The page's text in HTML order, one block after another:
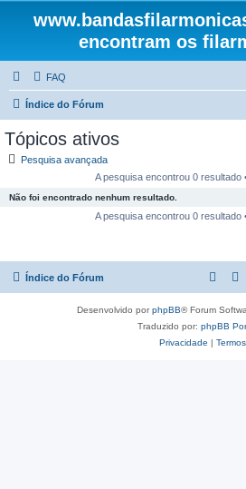
encontram os
FAQ
Índice do Fórum
Tópicos ativos
Pesquisa avançada
A pesquisa encontrou 0 resultado
Não foi encontrado nenhum resultado.
A pesquisa encontrou 0 resultado
Índice do Fórum
Desenvolvido porphpBB® Forum
Traduzido por: phpBB
Privacidade | Termos